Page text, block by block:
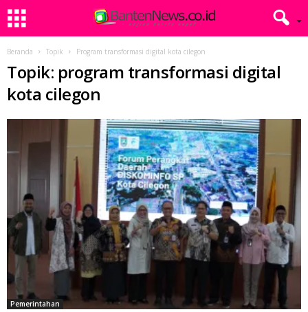
Beranda Topik Program transformasi digital kota cilegon
Topik: program transformasi digital
kota cilegon
Pemerintahan